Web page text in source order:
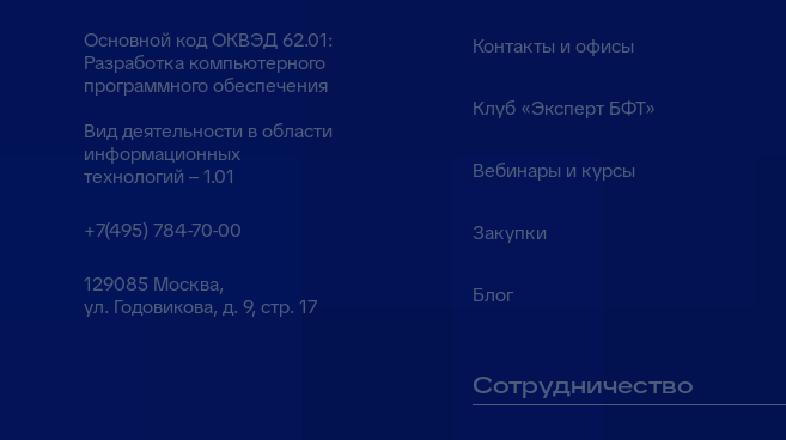
Основной код ОКВЭД 62.01:
Разработка компьютерного
программного обеспечения
Вид деятельности в области
информационных
технологий – 1.01
+7(495) 784-70-00
129085 Москва,
ул. Годовикова, д. 9, стр. 17
Контакты и офисы
Клуб «Эксперт БФТ»
Вебинары и курсы
Закупки
Блог
Сотрудничество